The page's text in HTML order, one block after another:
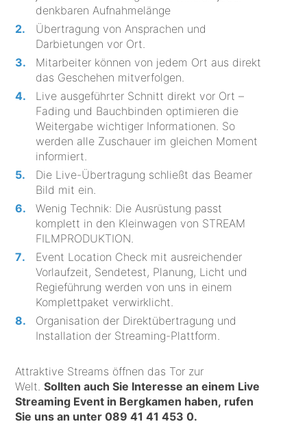
denkbaren Aufnahmelänge
Übertragung von Ansprachen und
Darbietungen vor Ort.
Mitarbeiter können von jedem Ort aus direkt
das Geschehen mitverfolgen.
Live ausgeführter Schnitt direkt vor Ort –
Fading und Bauchbinden optimieren die
Weitergabe wichtiger Informationen. So
werden alle Zuschauer im gleichen Moment
informiert.
Die Live-Übertragung schließt das Beamer
Bild mit ein.
Wenig Technik: Die Ausrüstung passt
komplett in den Kleinwagen von STREAM
FILMPRODUKTION.
Event Location Check mit ausreichender
Vorlaufzeit, Sendetest, Planung, Licht und
Regieführung werden von uns in einem
Komplettpaket verwirklicht.
Organisation der Direktübertragung und
Installation der Streaming-Plattform.
Attraktive Streams öffnen das Tor zur
Welt.Sollten auch Sie Interesse an einem Live
Streaming Event in Bergkamen haben, rufen
Sie uns an unter089 41 41 453 0.